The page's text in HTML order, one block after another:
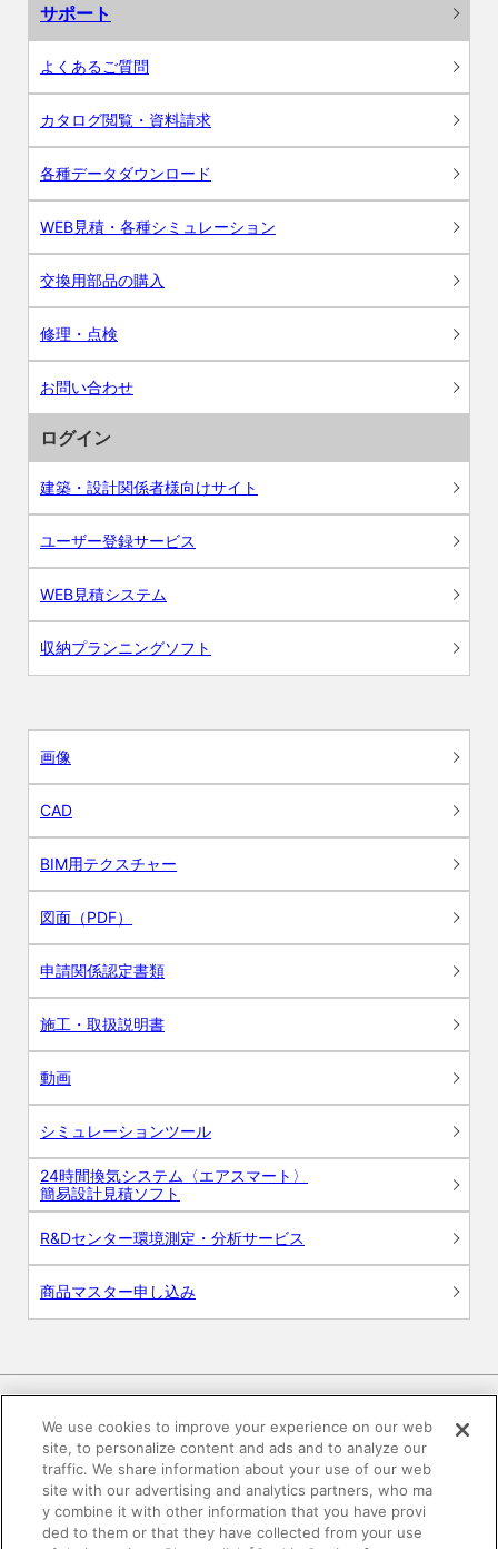
サポート
よくあるご質問
カタログ閲覧・資料請求
各種データダウンロード
WEB見積・各種シミュレーション
交換用部品の購入
修理・点検
お問い合わせ
ログイン
建築・設計関係者様向けサイト
ユーザー登録サービス
WEB見積システム
収納プランニングソフト
画像
CAD
BIM用テクスチャー
図面（PDF）
申請関係認定書類
施工・取扱説明書
動画
シミュレーションツール
24時間換気システム〈エアスマート〉
簡易設計見積ソフト
R&Dセンター環境測定・分析サービス
商品マスター申し込み
電子公告 このWEBサイトについて
プライバシーポリシー
We use cookies to improve your experience on our web
site, to personalize content and ads and to analyze our
traffic. We share information about your use of our web
site with our advertising and analytics partners, who ma
y combine it with other information that you have provi
ded to them or that they have collected from your use